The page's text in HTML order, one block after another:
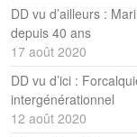
DD vu d’ailleurs :
depuis 40 ans
17 août 2020
DD vu d’ici :
intergénérationnel
12 août 2020